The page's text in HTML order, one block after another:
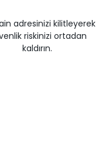
adresinizi kilitleyerek
riskinizi ortadan
kaldırın.